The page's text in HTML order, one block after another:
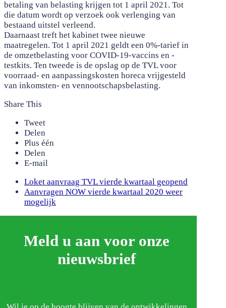
betaling van belasting krijgen tot 1 april 2021. Tot
die datum wordt op verzoek ook verlenging van
bestaand uitstel verleend.
Daarnaast treft het kabinet twee nieuwe
maatregelen. Tot 1 april 2021 geldt een 0%-tarief in
de omzetbelasting voor COVID-19-vaccins en -
testkits. Ten tweede is de opslag op de TVL voor
voorraad- en aanpassingskosten horeca vrijgesteld
van inkomsten- en vennootschapsbelasting.
Share This
Tweet
Delen
Plus één
Delen
E-mail
previous
post:
Loket aanvraag TVL vierde kwartaal geopend
next
post:
Aanvragen NOW vierde kwartaal 2020 weer
mogelijk
Meld u aan voor onze
nieuwsbrief